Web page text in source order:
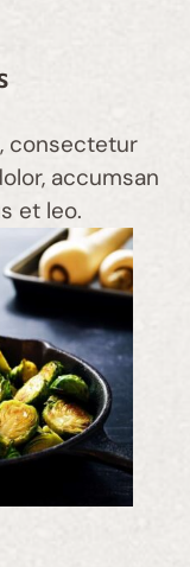
consectetur
accumsan
et leo.